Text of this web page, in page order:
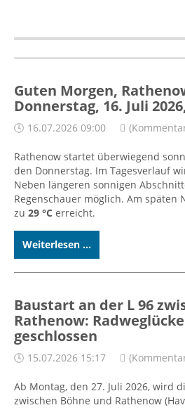
Guten Morgen,
Donnerstag, 16. Juli
16.07.2026 09:00
Rathenow startet überwiegend
den Donnerstag. Im Tagesverlauf
Neben längeren sonnigen
Regenschauer möglich. Am späten
zu 29 °C erreicht.
Weiterlesen ...
Baustart an der L 96
Rathenow:
geschlossen
15.07.2026 15:17
Ab Montag, den 27. Juli 2026, wird
zwischen Böhne und Rathenow